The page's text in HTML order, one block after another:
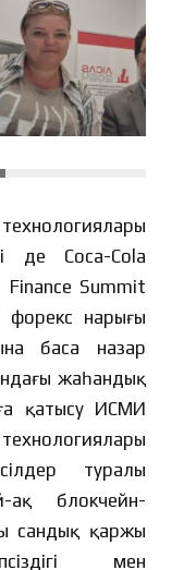
де Coca-Cola
Finance Summit
нарығы
баса назар
жаһандық
қатысу ИСМИ
туралы
ақ блокчейн-
сандық қаржы
мен